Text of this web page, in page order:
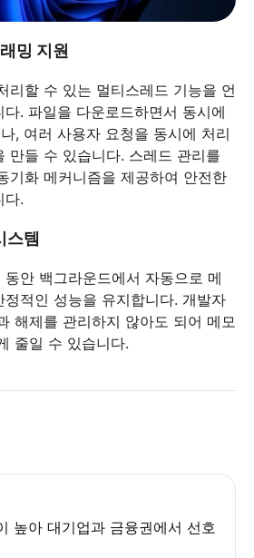
밍 지원
리할 수 있는 멀티스레드 기능을 언
. 파일을 다운로드하면서 동시에
, 여러 사용자 요청을 동시에 처리
만들 수 있습니다. 스레드 관리를
기화 메커니즘을 제공하여 안전한
다.
스템
안 백그라운드에서 자동으로 메
정적인 성능을 유지합니다. 개발자
해제를 관리하지 않아도 되어 메모
줄일 수 있습니다.
높아 대기업과 금융권에서 선호